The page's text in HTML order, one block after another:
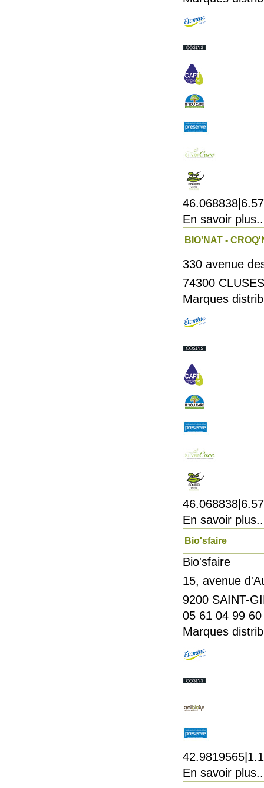
En savoir
BIO'NAT -
330 avenue
74300 CLUSES
Marques
En savoir
Bio'sfaire
Bio'sfaire
15, avenue
9200 SAINT-
05 61 04 99 60
Marques
En savoir